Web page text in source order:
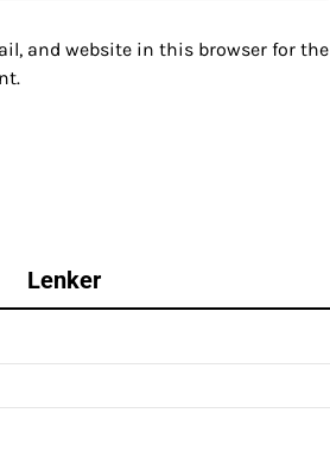
and website in this browser for the
Lenker